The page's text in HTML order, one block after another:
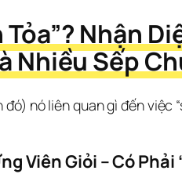
Nhận
Nhiều Sếp
nó liên quan gì đến việc
Viên Giỏi – Có